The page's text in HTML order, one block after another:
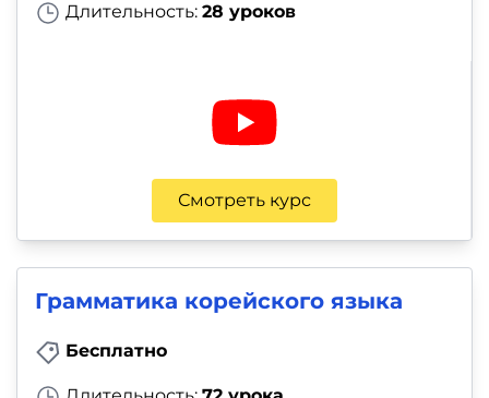
Длительность: 28 уроков
Смотреть курс
Грамматика корейского языка
Бесплатно